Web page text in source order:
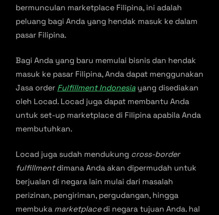
bermunculan marketplace Filipina, ini adalah
peluang bagi Anda yang hendak masuk ke dalam
pasar Filipina.
Bagi Anda yang baru memulai bisnis dan hendak
masuk ke pasar Filipina, Anda dapat menggunakan
Jasa order Fulfillment Indonesia yang disediakan
oleh Locad. Locad juga dapat membantu Anda
untuk set-up marketplace di Filipina apabila Anda
membutuhkan.
Locad juga sudah mendukung cross-border
fulfillmentdimana Anda akan dipermudah untuk
berjualan di negara lain mulai dari masalah
perizinan, pengiriman, pergudangan, hingga
membuka marketplacedi negara tujuan Anda. hal